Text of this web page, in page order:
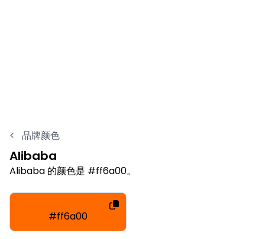
< 品牌颜色
Alibaba
Alibaba 的颜色是 #ff6a00。
#ff6a00